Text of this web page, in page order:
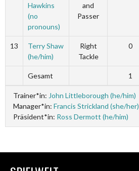
Hawkins
(no
pronouns)
and
Passer
13
Terry Shaw
(he/him)
Right
Tackle
0
Gesamt 1
Trainer*in: John Littleborough (he/him)
Manager*in: Francis Strickland (she/her)
Präsident*in: Ross Dermott (he/him)